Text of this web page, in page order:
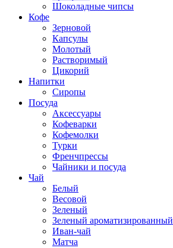
Шоколадные чипсы
Кофе
Зерновой
Капсулы
Молотый
Растворимый
Цикорий
Напитки
Сиропы
Посуда
Аксессуары
Кофеварки
Кофемолки
Турки
Френчпрессы
Чайники и посуда
Чай
Белый
Весовой
Зеленый
Зеленый ароматизированный
Иван-чай
Матча